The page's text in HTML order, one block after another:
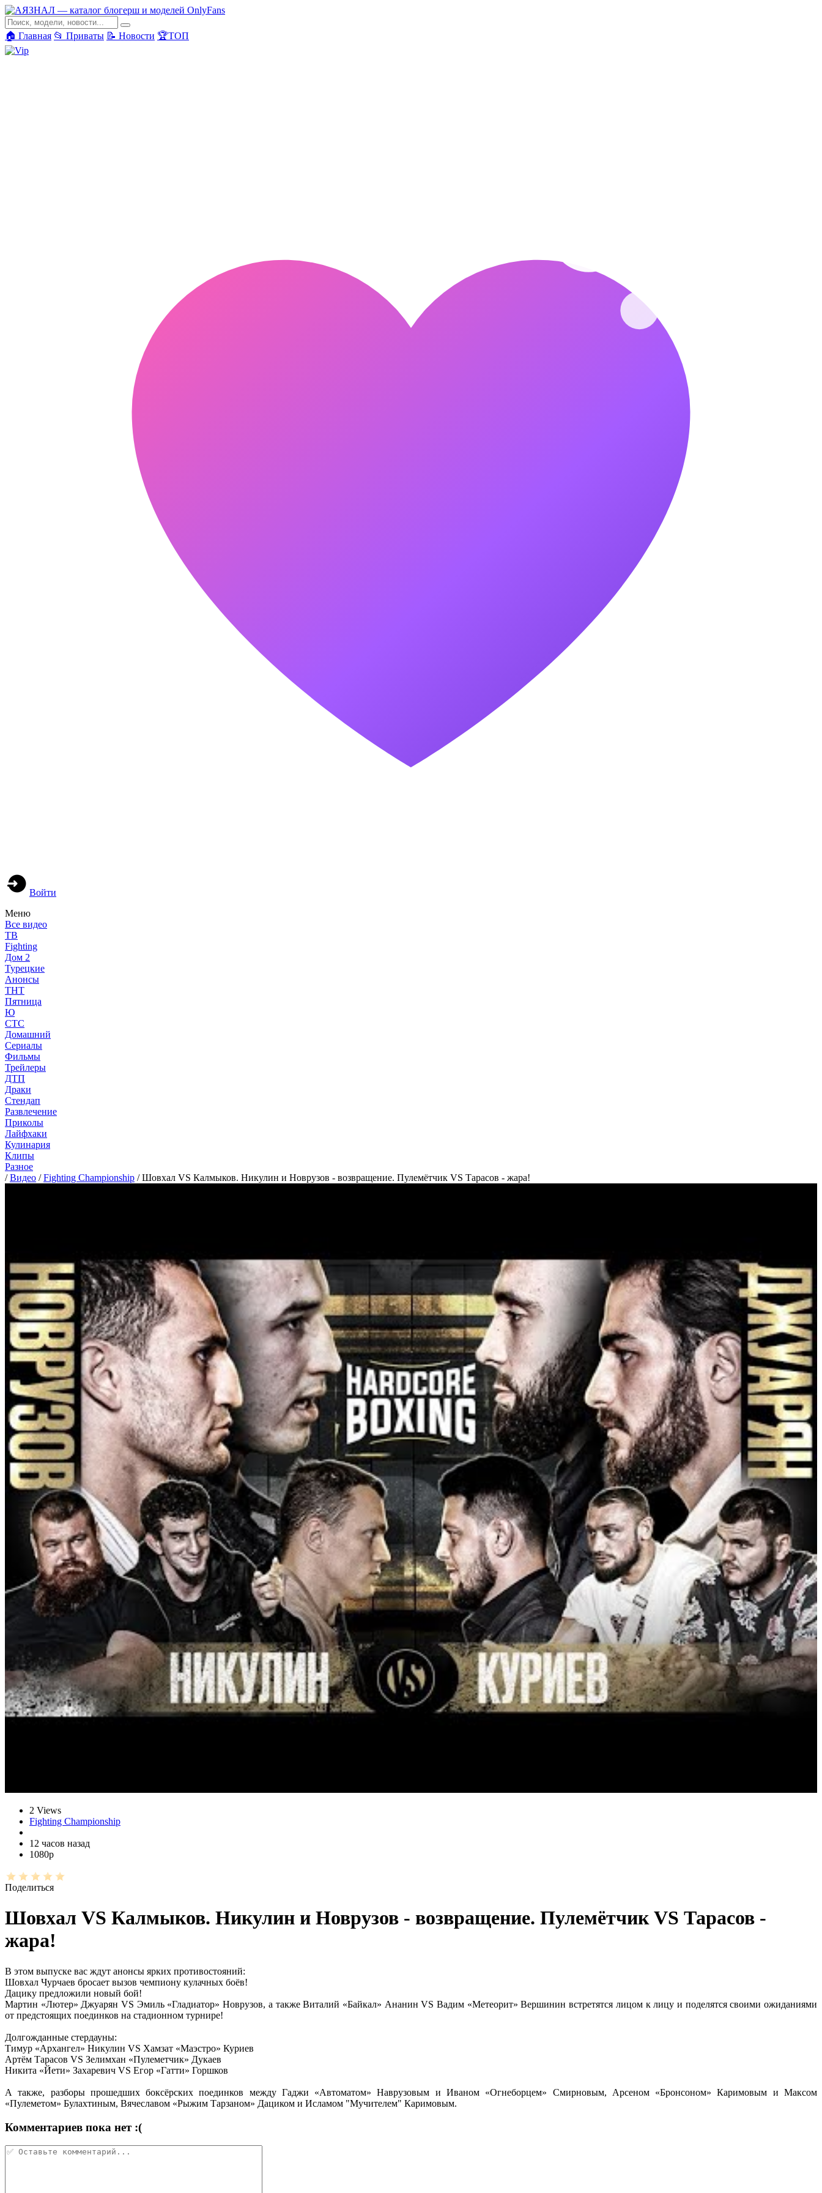
🏠 Главная 📂 Приваты 📝 Новости 🏆ТОП
Войти
Меню
Все видео
ТВ
Fighting
Дом 2
Турецкие
Анонсы
ТНТ
Пятница
Ю
СТС
Домашний
Сериалы
Фильмы
Трейлеры
ДТП
Драки
Стендап
Развлечение
Приколы
Лайфхаки
Кулинария
Клипы
Разное
/ Видео / Fighting Championship /Шовхал VS Калмыков. Никулин и Новрузов - возвращение. Пулемётчик VS Тарасов - жара!
Никулин
и
Новрузов
-
возвращение.
Пулемётчик
VS
Тарасов
-
жара!
2 Views
Fighting Championship
12 часов назад
1080р
Поделиться
Шовхал VS Калмыков. Никулин и Новрузов - возвращение. Пулемётчик VS Тарасов -
жара!
В этом выпуске вас ждут анонсы ярких противостояний:
Шовхал Чурчаев бросает вызов чемпиону кулачных боёв!
Дацику предложили новый бой!
Мартин «Лютер» Джуарян VS Эмиль «Гладиатор» Новрузов, а также Виталий «Байкал» Ананин VS Вадим «Метеорит» Вершинин встретятся лицом к лицу и поделятся своими ожиданиями
от предстоящих поединков на стадионном турнире!
Долгожданные стердауны:
Тимур «Архангел» Никулин VS Хамзат «Маэстро» Куриев
Артём Тарасов VS Зелимхан «Пулеметчик» Дукаев
Никита «Йети» Захаревич VS Егор «Гатти» Горшков
А также, разборы прошедших боксёрских поединков между Гаджи «Автоматом» Наврузовым и Иваном «Огнеборцем» Смирновым, Арсеном «Бронсоном» Каримовым и Максом
«Пулеметом» Булахтиным, Вячеславом «Рыжим Тарзаном» Дациком и Исламом "Мучителем" Каримовым.
Комментариев пока нет :(